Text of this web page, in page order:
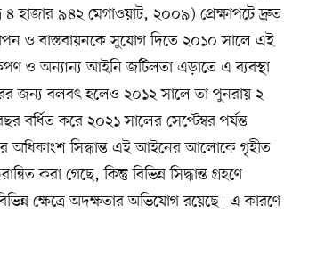
৪ হাজার ৯৪২ মেগাওয়াট, ২০০৯) প্রেক্ষাপটে দ্রুত
ও বাস্তবায়নকে সুযোগ দিতে ২০১০ সালে এই
ও অন্যান্য আইনি জটিলতা এড়াতে এ ব্যবস্থা
জন্য বলবৎ হলেও ২০১২ সালে তা পুনরায় ২
করে ২০২১ সালের সেপ্টেম্বর পর্যন্ত
অধিকাংশ সিদ্ধান্ত এই আইনের আলোকে গৃহীত
করা গেছে, কিন্তু বিভিন্ন সিদ্ধান্ত গ্রহণে
ক্ষেত্রে অদক্ষতার অভিযোগ রয়েছে। এ কারণে